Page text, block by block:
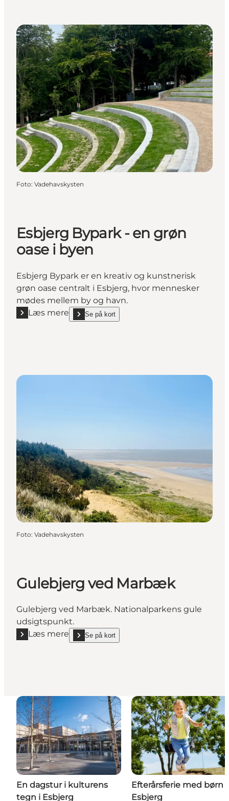
Foto: Vadehavskysten
Esbjerg Bypark - en grøn
oase i byen
Esbjerg Bypark er en kreativ og kunstnerisk
grøn oase centralt i Esbjerg, hvor mennesker
mødes mellem by og havn.
Læs mere
Læs mere "Esbjerg Bypark - en grøn oase i byen"
Se på kort
show Esbjerg Bypark - en grøn oase i byen on_map
Foto: Vadehavskysten
Gulebjerg ved Marbæk
Gulebjerg ved Marbæk. Nationalparkens gule
udsigtspunkt.
Læs mere
Læs mere "Gulebjerg ved Marbæk"
Se på kort
show Gulebjerg ved Marbæk on_map
En dagstur i kulturens
tegn i Esbjerg
Efterårsferie med børn i
Esbjerg